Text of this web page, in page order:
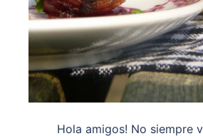
Hola amigos! No siempre